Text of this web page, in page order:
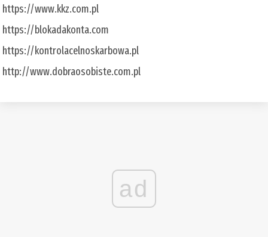
https://www.kkz.com.pl
https://blokadakonta.com
https://kontrolacelnoskarbowa.pl
http://www.dobraosobiste.com.pl
ad